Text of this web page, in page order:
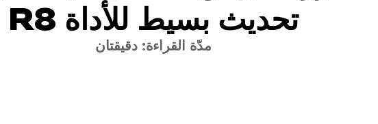
تحديث بسيط للأداة R8
مدّة القراءة: دقيقتان